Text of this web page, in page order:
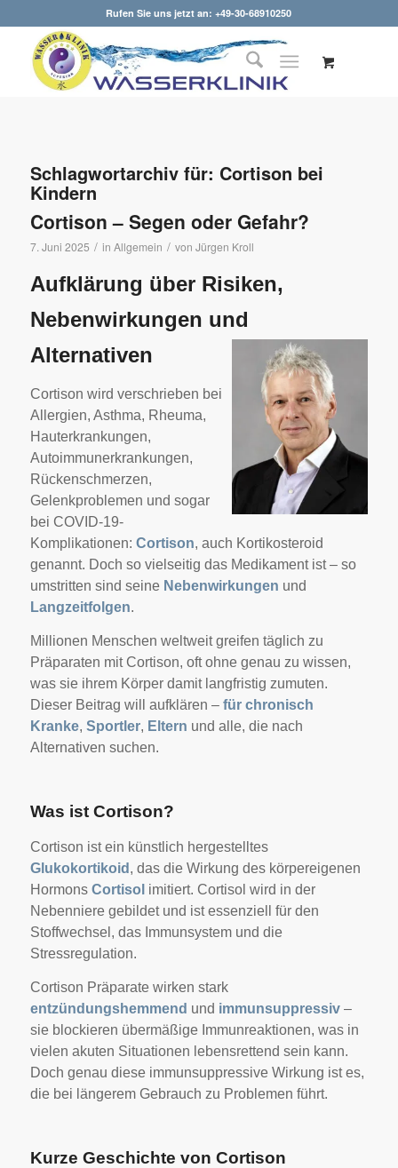
Rufen Sie uns jetzt an: +49-30-68910250
Schlagwortarchiv für: Cortison bei
Kindern
Cortison – Segen oder Gefahr?
7. Juni 2025 / in Allgemein / von Jürgen Kroll
Aufklärung über Risiken,
Nebenwirkungen und
Alternativen
Cortison wird verschrieben bei
Allergien, Asthma, Rheuma,
Hauterkrankungen,
Autoimmunerkrankungen,
Rückenschmerzen,
Gelenkproblemen und sogar
bei COVID-19-
Komplikationen: Cortison, auch Kortikosteroid
genannt. Doch so vielseitig das Medikament ist – so
umstritten sind seine Nebenwirkungen und
Langzeitfolgen.
Millionen Menschen weltweit greifen täglich zu
Präparaten mit Cortison, oft ohne genau zu wissen,
was sie ihrem Körper damit langfristig zumuten.
Dieser Beitrag will aufklären – für chronisch
Kranke, Sportler, Eltern und alle, die nach
Alternativen suchen.
Was ist Cortison?
Cortison ist ein künstlich hergestelltes
Glukokortikoid , das die Wirkung des körpereigenen
Hormons Cortisol imitiert. Cortisol wird in der
Nebenniere gebildet und ist essenziell für den
Stoffwechsel, das Immunsystem und die
Stressregulation.
Cortison Präparate wirken stark
entzündungshemmend und immunsuppressiv–
sie blockieren übermäßige Immunreaktionen, was in
vielen akuten Situationen lebensrettend sein kann.
Doch genau diese immunsuppressive Wirkung ist es,
die bei längerem Gebrauch zu Problemen führt.
Kurze Geschichte von Cortison